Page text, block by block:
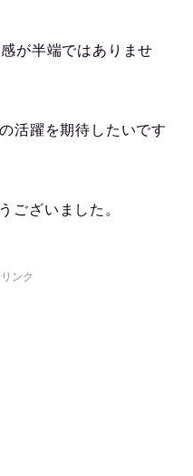
が半端ではありませ
活躍を期待したいです
ございました。
ンク